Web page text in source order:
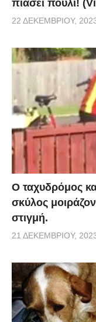
πιάσει πουλί!
22 ΔΕΚΕΜΒΡΊΟΥ,
Ο ταχυδρόμος
σκύλος
στιγμή.
21 ΔΕΚΕΜΒΡΊΟΥ,